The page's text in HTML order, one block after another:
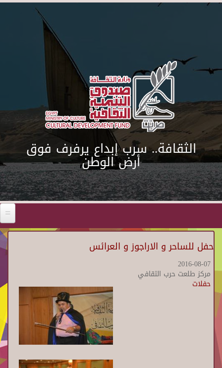
Skip to main content
الثقافة.. سرب إبداع يرفرف فوق
أرض الوطن
حفل للساحر و الاراجوز و العرائس
2016-08-07
مركز طلعت حرب الثقافي
حفلات